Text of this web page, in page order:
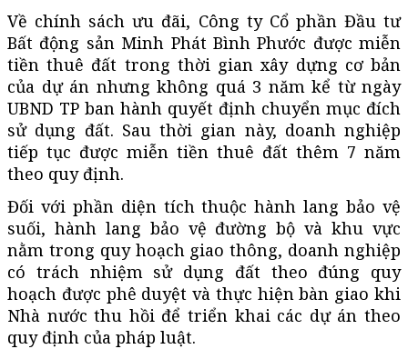
Về chính sách ưu đãi, Công ty Cổ phần Đầu tư
Bất động sản Minh Phát Bình Phước được miễn
tiền thuê đất trong thời gian xây dựng cơ bản
của dự án nhưng không quá 3 năm kể từ ngày
UBND TP ban hành quyết định chuyển mục đích
sử dụng đất. Sau thời gian này, doanh nghiệp
tiếp tục được miễn tiền thuê đất thêm 7 năm
theo quy định.
Đối với phần diện tích thuộc hành lang bảo vệ
suối, hành lang bảo vệ đường bộ và khu vực
nằm trong quy hoạch giao thông, doanh nghiệp
có trách nhiệm sử dụng đất theo đúng quy
hoạch được phê duyệt và thực hiện bàn giao khi
Nhà nước thu hồi để triển khai các dự án theo
quy định của pháp luật.